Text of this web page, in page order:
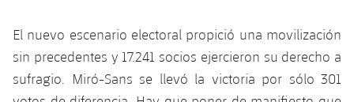
El nuevo escenario electoral propició una movilización
sin precedentes y 17.241 socios ejercieron su derecho a
sufragio. Miró-Sans se llevó la victoria por sólo 301